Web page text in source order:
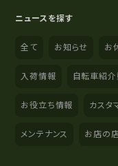
ニュースを探す
全て お知らせ お
入荷情報 自転車紹介
お役立ち情報 カスタ
メンテナンス お店の